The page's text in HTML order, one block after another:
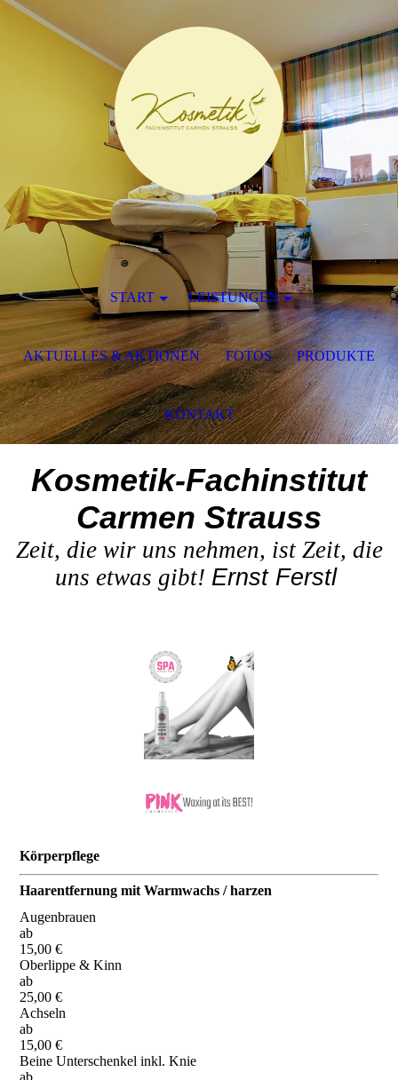
Kosmetik-Fachinstitut
Carmen Strauss
Zeit, die wir uns nehmen, ist Zeit, die
uns etwas gibt! Ernst Ferstl
Körperpflege
Haarentfernung mit Warmwachs / harzen
Augenbrauen
ab
15,00 €
Oberlippe & Kinn
ab
25,00 €
Achseln
ab
15,00 €
Beine Unterschenkel inkl. Knie
ab
START LEISTUNGEN
AKTUELLES & AKTIONEN FOTOS PRODUKTE
KONTAKT